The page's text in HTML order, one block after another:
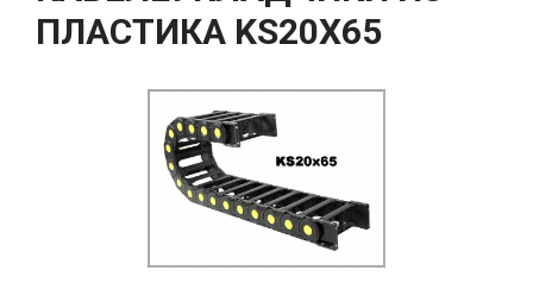
ПЛАСТИКА KS20Х65